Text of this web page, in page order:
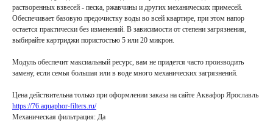
растворенных взвесей - песка, ржавчины и других механических примесей.
Обеспечивает базовую предочистку воды во всей квартире, при этом напор
остается практически без изменений. В зависимости от степени загрязнения,
выбирайте картриджи пористостью 5 или 20 микрон.
Модуль обеспечит максиальный ресурс, вам не придется часто производить
замену, если семья большая или в воде много механических загрязнений.
Цена действительна только при оформлении заказа на сайте Аквафор Ярославль
https://76.aquaphor-filters.ru/
Механическая фильтрация: Да